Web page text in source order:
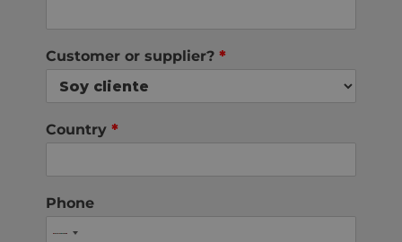
Customer or supplier? *
Country *
Phone